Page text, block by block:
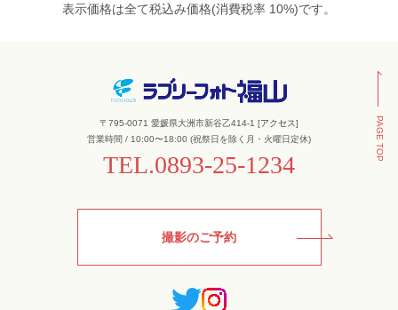
表示価格は全て税込み価格(消費税率 10%)です。
〒795-0071 愛媛県大洲市新谷乙414-1 [アクセス]
営業時間 / 10:00〜18:00 (祝祭日を除く月・火曜日定休)
TEL.0893-25-1234
撮影のご予約
PAGE TOP